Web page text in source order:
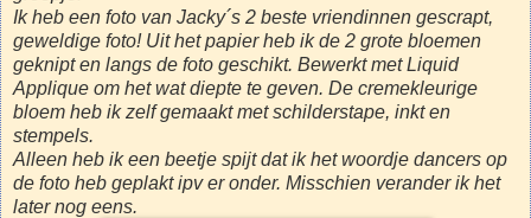
Ik heb een foto van Jacky´s 2 beste vriendinnen gescrapt,
geweldige foto! Uit het papier heb ik de 2 grote bloemen
geknipt en langs de foto geschikt. Bewerkt met Liquid
Applique om het wat diepte te geven. De cremekleurige
bloem heb ik zelf gemaakt met schilderstape, inkt en
stempels.
Alleen heb ik een beetje spijt dat ik het woordje dancers op
de foto heb geplakt ipv er onder. Misschien verander ik het
later nog eens.